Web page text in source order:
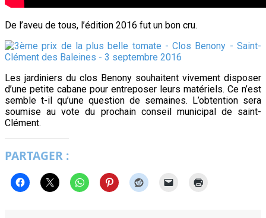
De l’aveu de tous, l’édition 2016 fut un bon cru.
Les jardiniers du clos Benony souhaitent vivement disposer
d’une petite cabane pour entreposer leurs matériels. Ce n’est
semble t-il qu’une question de semaines. L’obtention sera
soumise au vote du prochain conseil municipal de saint-
Clément.
PARTAGER :